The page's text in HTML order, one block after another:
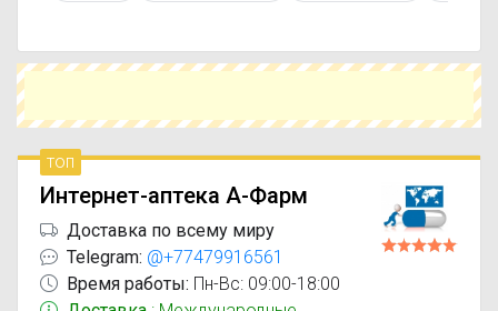
Чтобы купить Эмаплаг в ближайшей аптеке,
укажите свой город и сравните предложения.
оптимальный вариант по цене и наличию.
топ
Интернет-аптека А-Фарм
Доставка по всему миру
Telegram: @+77479916561
Время работы: Пн-Вс: 09:00-18:00